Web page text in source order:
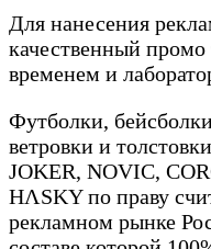
Для нанесения
качественный
временем и
Футболки,
ветровки и
JOKER, NOVIC,
HΛSKY по праву
рекламном рынке